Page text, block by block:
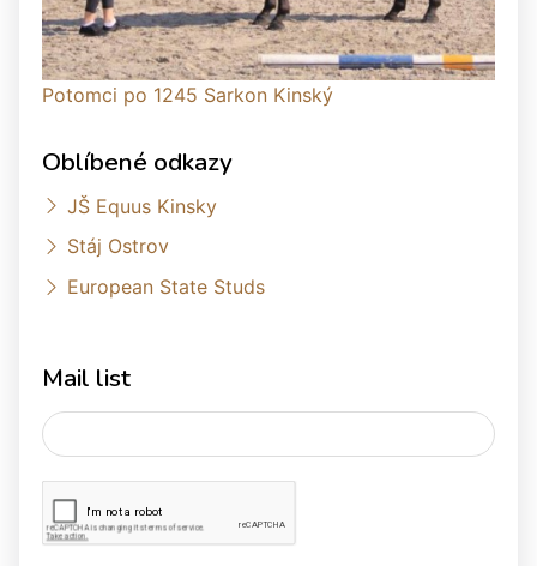
Potomci po 1245 Sarkon Kinský
Oblíbené odkazy
JŠ Equus Kinsky
Stáj Ostrov
European State Studs
Mail list